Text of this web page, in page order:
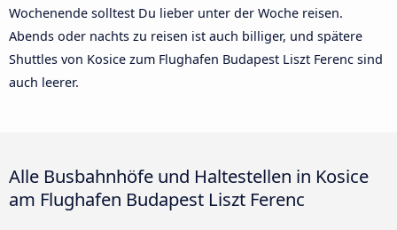
Wochenende solltest Du lieber unter der Woche reisen.
Abends oder nachts zu reisen ist auch billiger, und spätere
Shuttles von Kosice zum Flughafen Budapest Liszt Ferenc sind
auch leerer.
Alle Busbahnhöfe und Haltestellen in Kosice
am Flughafen Budapest Liszt Ferenc